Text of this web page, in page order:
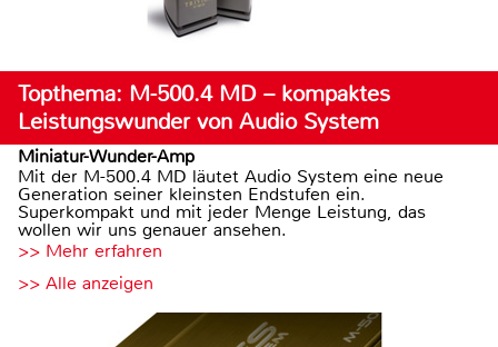
Topthema: M-500.4 MD – kompaktes
Leistungswunder von Audio System
Miniatur-Wunder-Amp
Mit der M-500.4 MD läutet Audio System eine neue
Generation seiner kleinsten Endstufen ein.
Superkompakt und mit jeder Menge Leistung, das
wollen wir uns genauer ansehen.
>> Mehr erfahren
>> Alle anzeigen